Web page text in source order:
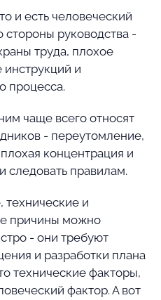
и есть человеческий
стороны руководства -
труда, плохое
инструкций и
процесса.
чаще всего относят
- переутомление,
концентрация и
следовать правилам.
и
причины можно
- они требуют
и разработки плана
технические факторы,
фактор. А вот